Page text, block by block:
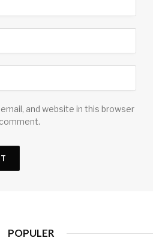
and website in this browser
POPULER